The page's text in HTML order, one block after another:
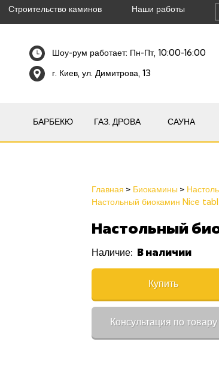
Строительство каминов Наши работы
Шоу-рум работает: Пн-Пт, 10:00-16:00
г. Киев, ул. Димитрова, 13
БАРБЕКЮ ГАЗ. ДРОВА САУНА
Главная Биокамины
Настольный биокамин Niсe
Настольный
Наличие: В наличии
Купить
Консультация по товару